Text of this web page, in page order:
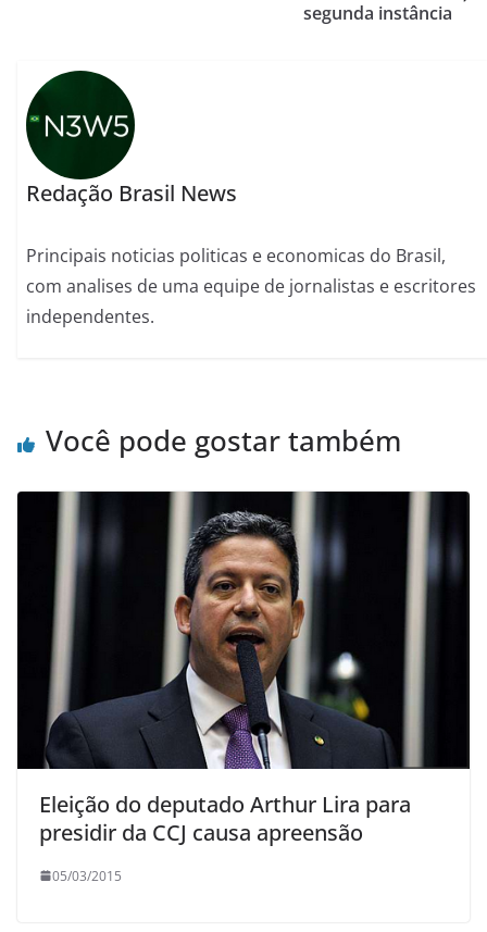
segunda instância
Redação Brasil News
Principais noticias politicas e economicas do Brasil,
com analises de uma equipe de jornalistas e escritores
independentes.
Você pode gostar também
Eleição do deputado Arthur Lira para
presidir da CCJ causa apreensão
05/03/2015